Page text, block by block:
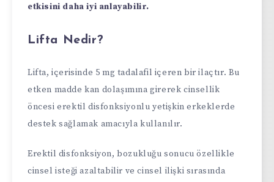
etkisini daha iyi anlayabilir.
Lifta Nedir?
Lifta, içerisinde 5 mg tadalafil içeren bir ilaçtır. Bu
etken madde kan dolaşımına girerek cinsellik
öncesi erektil disfonksiyonlu yetişkin erkeklerde
destek sağlamak amacıyla kullanılır.
Erektil disfonksiyon, bozukluğu sonucu özellikle
cinsel isteği azaltabilir ve cinsel ilişki sırasında